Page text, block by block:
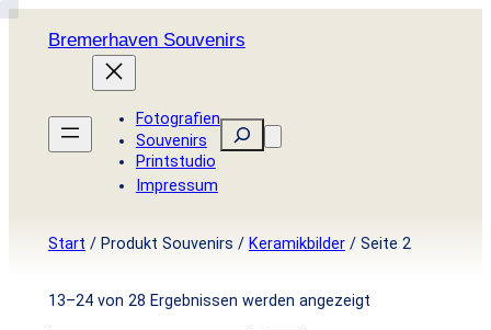
Zum
InhaltBremerhaven Souvenirs
Fotografien
Souvenirs
Printstudio
Impressum
Suchen
Start / Produkt Souvenirs / Keramikbilder/ Seite 2
13–24 von 28 Ergebnissen werden angezeigtNach